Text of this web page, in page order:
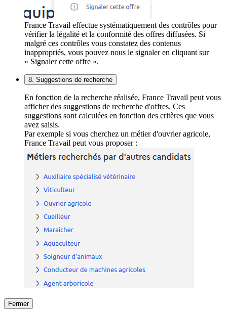
France Travail effectue systématiquement des contrôles pour
vérifier la légalité et la conformité des offres diffusées. Si
malgré ces contrôles vous constatez des contenus
inappropriés, vous pouvez nous le signaler en cliquant sur
« Signaler cette offre ».
8. Suggestions de recherche
En fonction de la recherche réalisée, France Travail peut vous
afficher des suggestions de recherche d'offres. Ces
suggestions sont calculées en fonction des critères que vous
avez saisis.
Par exemple si vous cherchez un métier d'ouvrier agricole,
France Travail peut vous proposer :
Fermer